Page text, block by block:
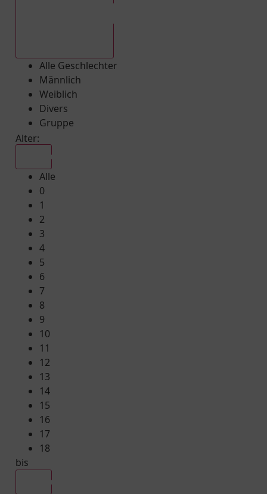
Alle Geschlechter
Männlich
Weiblich
Divers
Gruppe
Alter:
Alle
0
1
2
3
4
5
6
7
8
9
10
11
12
13
14
15
16
17
18
bis